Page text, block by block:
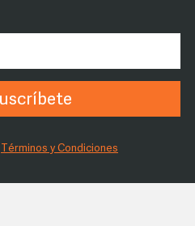
Términos y Condiciones